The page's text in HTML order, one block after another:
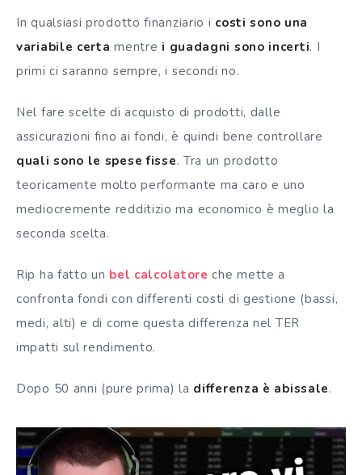
In qualsiasi prodotto finanziario i costi sono una
variabile certamentre i guadagni sono incerti. I
primi ci saranno sempre, i secondi no.
Nel fare scelte di acquisto di prodotti, dalle
assicurazioni fino ai fondi, è quindi bene controllare
quali sono le spese fisse. Tra un prodotto
teoricamente molto performante ma caro e uno
mediocremente redditizio ma economico è meglio la
seconda scelta.
Rip ha fatto un bel calcolatore che mette a
confronta fondi con differenti costi di gestione (bassi,
medi, alti) e di come questa differenza nel TER
impatti sul rendimento.
Dopo 50 anni (pure prima) la differenza è abissale.